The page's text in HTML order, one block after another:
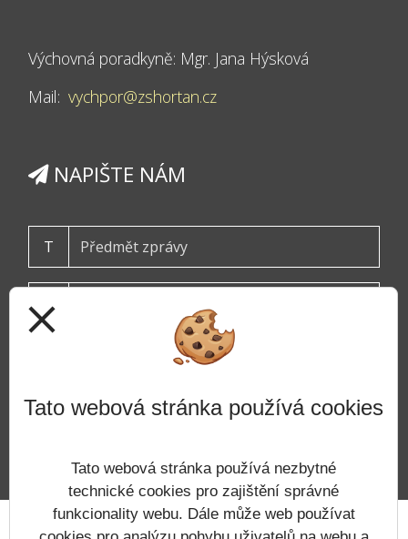
Výchovná poradkyně: Mgr. Jana Hýsková
Mail: vychpor@zshortan.cz
NAPIŠTE NÁM
T
Prohlášení o přístupnosti Mapa webu Cookies
close
Tato webová stránka používá cookies
Tato webová stránka používá nezbytné
technické cookies pro zajištění správné
funkcionality webu. Dále může web používat